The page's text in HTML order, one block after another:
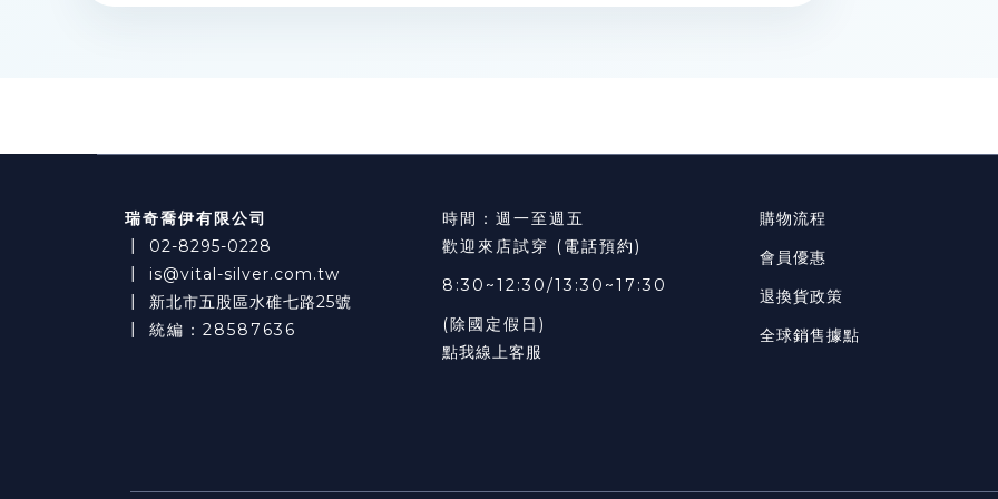
瑞奇喬伊有限公司
02-8295-0228
is@vital-silver.com.tw
新北市五股區水碓七路25號
┃ 統編：28587636
時間：週一至週五
歡迎來店試穿 (電話預約)
8:30~12:30/13:30~17:30
(除國定假日)
點我線上客服
購物流程
會員優惠
退換貨政策
全球銷售據點